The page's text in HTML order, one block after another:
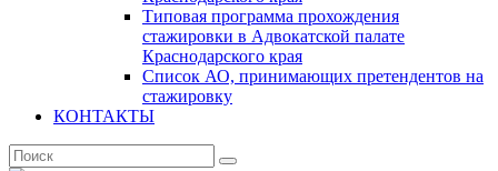
Типовая программа прохождения
стажировки в Адвокатской палате
Краснодарского края
Список АО, принимающих претендентов на
стажировку
КОНТАКТЫ